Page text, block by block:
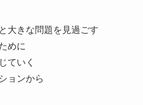
大きな問題を見過ごす
めに
ていく
ョンから